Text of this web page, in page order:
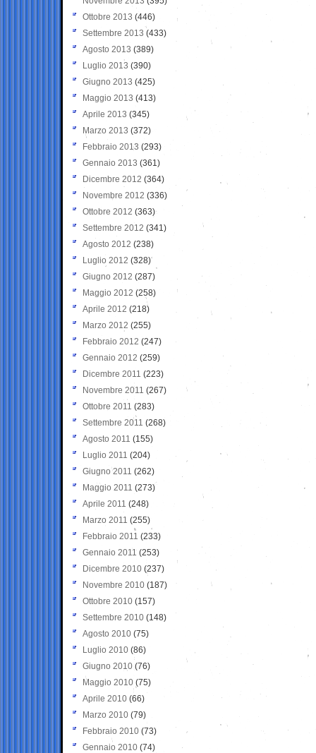
Ottobre 2013 (446)
Settembre 2013 (433)
Agosto 2013 (389)
Luglio 2013 (390)
Giugno 2013 (425)
Maggio 2013 (413)
Aprile 2013 (345)
Marzo 2013 (372)
Febbraio 2013 (293)
Gennaio 2013 (361)
Dicembre 2012 (364)
Novembre 2012 (336)
Ottobre 2012 (363)
Settembre 2012 (341)
Agosto 2012 (238)
Luglio 2012 (328)
Giugno 2012 (287)
Maggio 2012 (258)
Aprile 2012 (218)
Marzo 2012 (255)
Febbraio 2012 (247)
Gennaio 2012 (259)
Dicembre 2011 (223)
Novembre 2011 (267)
Ottobre 2011 (283)
Settembre 2011 (268)
Agosto 2011 (155)
Luglio 2011 (204)
Giugno 2011 (262)
Maggio 2011 (273)
Aprile 2011 (248)
Marzo 2011 (255)
Febbraio 2011 (233)
Gennaio 2011 (253)
Dicembre 2010 (237)
Novembre 2010 (187)
Ottobre 2010 (157)
Settembre 2010 (148)
Agosto 2010 (75)
Luglio 2010 (86)
Giugno 2010 (76)
Maggio 2010 (75)
Aprile 2010 (66)
Marzo 2010 (79)
Febbraio 2010 (73)
Gennaio 2010 (74)